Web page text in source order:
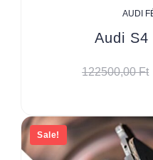
AUDI
Audi S4
122500,00Ft
Sale!